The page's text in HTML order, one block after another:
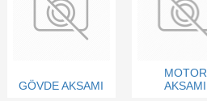
GÖVDE AKSAMI
MOTOR
AKSAMI